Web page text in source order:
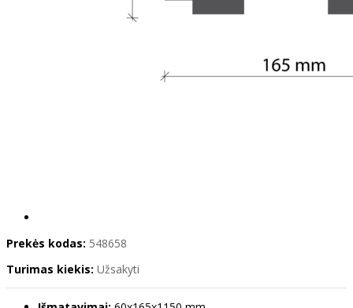
Prekės kodas: 548658
Turimas kiekis: Užsakyti